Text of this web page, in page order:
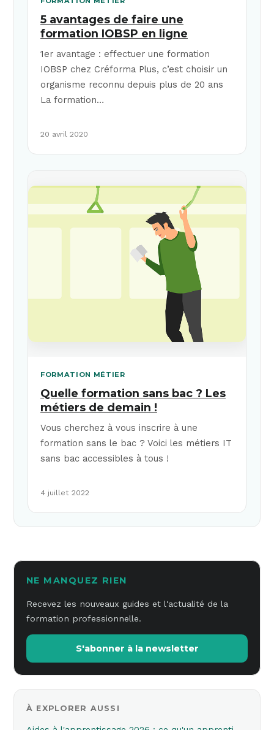
5 avantages de faire une
formation IOBSP en ligne
1er avantage : effectuer une formation
IOBSP chez Créforma Plus, c’est choisir un
organisme reconnu depuis plus de 20 ans
La formation…
20 avril 2020
FORMATION MÉTIER
Quelle formation sans bac ? Les
métiers de demain !
Vous cherchez à vous inscrire à une
formation sans le bac ? Voici les métiers IT
sans bac accessibles à tous !
4 juillet 2022
NE MANQUEZ RIEN
Recevez les nouveaux guides et l'actualité de la
formation professionnelle.
S'abonner à la newsletter
À EXPLORER AUSSI